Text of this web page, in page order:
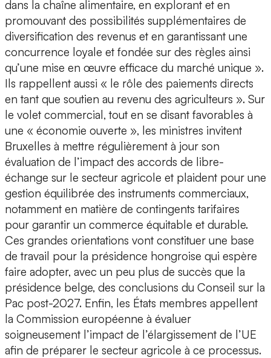
dans la chaîne alimentaire, en explorant et en
promouvant des possibilités supplémentaires de
diversification des revenus et en garantissant une
concurrence loyale et fondée sur des règles ainsi
qu’une mise en œuvre efficace du marché unique ».
Ils rappellent aussi « le rôle des paiements directs
en tant que soutien au revenu des agriculteurs ». Sur
le volet commercial, tout en se disant favorables à
une « économie ouverte », les ministres invitent
Bruxelles à mettre régulièrement à jour son
évaluation de l’impact des accords de libre-
échange sur le secteur agricole et plaident pour une
gestion équilibrée des instruments commerciaux,
notamment en matière de contingents tarifaires
pour garantir un commerce équitable et durable.
Ces grandes orientations vont constituer une base
de travail pour la présidence hongroise qui espère
faire adopter, avec un peu plus de succès que la
présidence belge, des conclusions du Conseil sur la
Pac post-2027. Enfin, les États membres appellent
la Commission européenne à évaluer
soigneusement l’impact de l’élargissement de l’UE
afin de préparer le secteur agricole à ce processus.